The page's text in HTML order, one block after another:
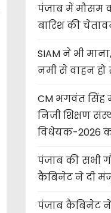
पंजाब में मौसम
बारिश की
SIAM ने भी
नमी से वाहन हो
CM भगवंत
निजी शिक्षण
विधेयक-2026
पंजाब की सभी
कैबिनेट ने दी
पंजाब कैबिनेट ने